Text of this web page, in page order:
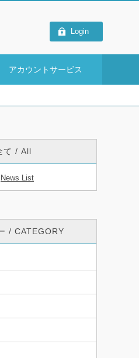
Login
アカウントサービス
て / All
News List
/ CATEGORY